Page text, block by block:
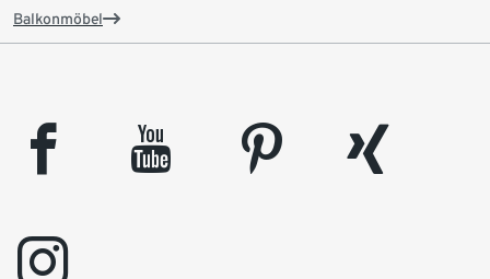
Balkonmöbel
facebook youtube pinterest
xing
instagram